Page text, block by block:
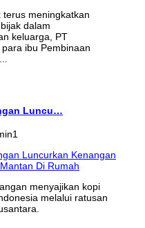
meningkatkan
dalam
keluarga, PT
ibu Pembinaan
Luncu…
menyajikan kopi
melalui ratusan